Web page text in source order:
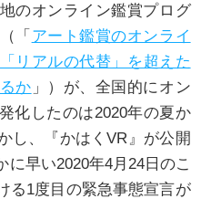
のオンライン鑑賞プログ
「 アート鑑賞のオンライ
「リアルの代替」を超えた
か 」）が、全国的にオン
化したのは2020年の夏か
し、『かはくVR』が公開
早い2020年4月24日のこ
る1度目の緊急事態宣言が